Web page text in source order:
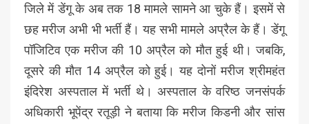
जिले में डेंगू के अब तक 18 मामले सामने आ चुके हैं। इसमें से
छह मरीज अभी भी भर्ती हैं। यह सभी मामले अप्रैल के हैं। डेंगू
पॉजिटिव एक मरीज की 10 अप्रैल को मौत हुई थी। जबकि,
दूसरे की मौत 14 अप्रैल को हुई। यह दोनों मरीज श्रीमहंत
इंदिरेश अस्पताल में भर्ती थे। अस्पताल के वरिष्ठ जनसंपर्क
अधिकारी भूपेंद्र रतूड़ी ने बताया कि मरीज किडनी और सांस